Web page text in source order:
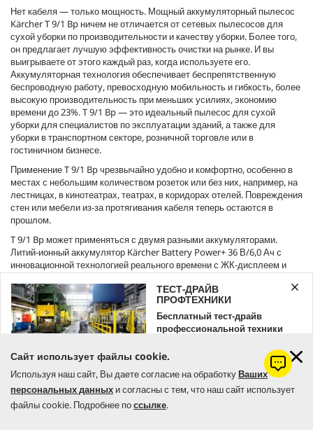
Сайт использует файлы cookie.
Используя наш сайт, Вы даете согласие на обработкуВаших
персональных данных и согласны с тем, что наш сайт использует
файлы cookie. Подробнее поссылке.
ТЕСТ-ДРАЙВ
ПРОФТЕХНИКИ
Бесплатный тест-драйв
профессиональной техники
Оставляйте заявку уже сейчас!
ЗАКАЗАТЬ
Нет кабеля — только мощность. Мощный аккумуляторный пылесос
Kärcher T 9/1 Bp ничем не отличается от сетевых пылесосов для
сухой уборки по производительности и качеству уборки. Более того,
он предлагает лучшую эффективность очистки на рынке. И вы
выигрываете от этого каждый раз, когда используете его.
Аккумуляторная технология обеспечивает беспрепятственную
беспроводную работу, превосходную мобильность и гибкость, более
высокую производительность при меньших усилиях, экономию
времени до 23%. T 9/1 Bp — это идеальный пылесос для сухой
уборки для специалистов по эксплуатации зданий, а также для
уборки в транспортном секторе, розничной торговле или в
гостиничном бизнесе.
Применение T 9/1 Bp чрезвычайно удобно и комфортно, особенно в
местах с небольшим количеством розеток или без них, например, на
лестницах, в кинотеатрах, театрах, в коридорах отелей. Повреждения
стен или мебели из-за протягивания кабеля теперь остаются в
прошлом.
T 9/1 Bp может применяться с двумя разными аккумуляторами.
Литий-ионный аккумулятор Kärcher Battery Power+ 36 В/6,0 Ач с
инновационной технологией реального времени с ЖК-дисплеем и
контролем напряжения обеспечивает длительное время работы.
Ещё более длительную работу позволяет аккумулятор Kärcher
Battery Power+ 36 В/7,5 Ач, с технологией реального времени на ЖК-
дисплее и защитой от перегрузки.